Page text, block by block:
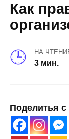
Как
НА
3 мин.
Поделитья